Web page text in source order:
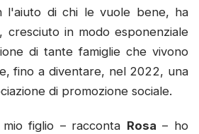
l'aiuto di chi le vuole bene, ha
cresciuto in modo esponenziale
di tante famiglie che vivono
fino a diventare, nel 2022, una
di promozione sociale.
figlio – racconta Rosa – ho